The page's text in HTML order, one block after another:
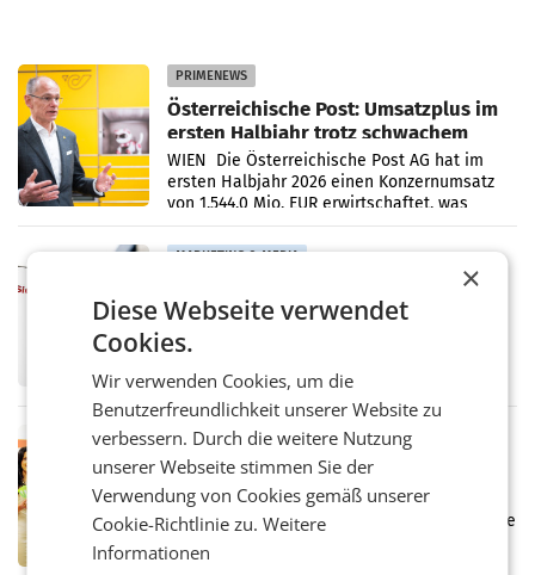
PRIMENEWS
Österreichische Post: Umsatzplus im
ersten Halbjahr trotz schwachem
Briefgeschäft
WIEN Die Österreichische Post AG hat im
ersten Halbjahr 2026 einen Konzernumsatz
von 1.544,0 Mio. EUR erwirtschaftet, was
einem Plus von 3,8 Prozent gegenüber dem
Vergleichszeitraum
MARKETING & MEDIA
überraschend viel Gewinn
Fernsehkonzern ProSiebenSat.1 hat im
Frühjahr dank Kostensenkungen operativ
wieder Gewinn gemacht und die
Markterwartung deutlich übertroffen.
RETAIL
Eine Bühne für Zirkularität: ARA und
Müller informieren am POS über
Kreislauffähigkeit
Über den gesamten August hinweg rücken die
Handelskonzern Müller die Initiative
×
Diese Webseite verwendet
Cookies.
Wir verwenden Cookies, um die
Benutzerfreundlichkeit unserer Website zu
verbessern. Durch die weitere Nutzung
unserer Webseite stimmen Sie der
Verwendung von Cookies gemäß unserer
Cookie-Richtlinie zu.Weitere
Informationen